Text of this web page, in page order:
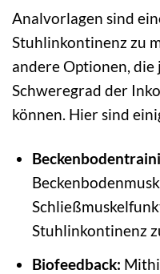
Analvorlagen sind
Stuhlinkontinenz zu
andere Optionen, die
Schweregrad der
können. Hier sind
Stuhlinkontinenz
Biofeedback: